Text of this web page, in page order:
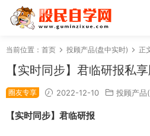
当前位置： 首页 投顾产品(盘中实时) 正
【实时同步】君临研报私
圈友专享 2022-12-10 投顾产品
【实时同步】君临研报